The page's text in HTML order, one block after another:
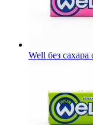
Well без